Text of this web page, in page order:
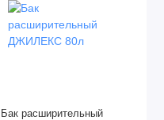
Бак расширительный